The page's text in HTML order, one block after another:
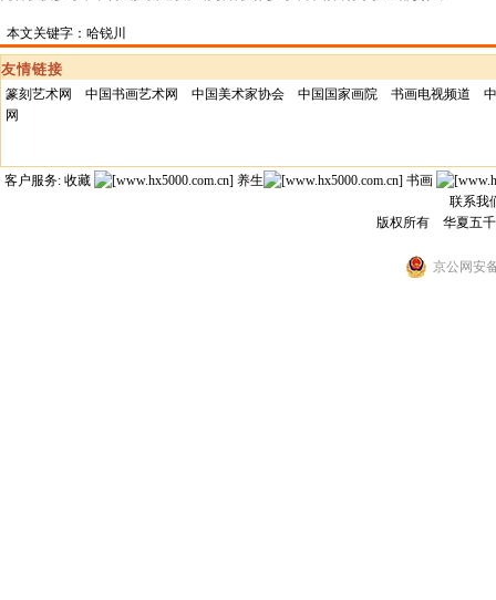
本文关键字：哈锐川
友情链接
篆刻艺术网 中国书画艺术网 中国美术家协会 中国国家画院 书画电视频道
网
客户服务: 收藏 养生
书画
联系我
版权所有 华夏五
京公网安